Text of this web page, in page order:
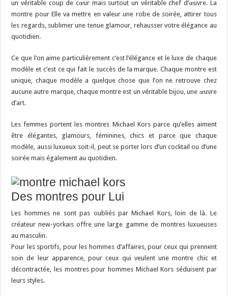
un véritable coup de cœur mais surtout un véritable chef d’œuvre. La
montre pour Elle va mettre en valeur une robe de soirée, attirer tous
les regards, sublimer une tenue glamour, rehausser votre élégance au
quotidien.
Ce que l’on aime particulièrement c’est l’élégance et le luxe de chaque
modèle et c’est ce qui fait le succès de la marque. Chaque montre est
unique, chaque modèle a quelque chose que l’on ne retrouve chez
aucune autre marque, chaque montre est un véritable bijou, une œuvre
d’art.
Les femmes portent les montres Michael Kors parce qu’elles aiment
être élégantes, glamours, féminines, chics et parce que chaque
modèle, aussi luxueux soit-il, peut se porter lors d’un cocktail ou d’une
soirée mais également au quotidien.
Des montres pour Lui
Les hommes ne sont pas oubliés par Michael Kors, loin de là. Le
créateur new-yorkais offre une large gamme de montres luxueuses
au masculin.
Pour les sportifs, pour les hommes d’affaires, pour ceux qui prennent
soin de leur apparence, pour ceux qui veulent une montre chic et
décontractée, les montres pour hommes Michael Kors séduisent par
leurs styles.